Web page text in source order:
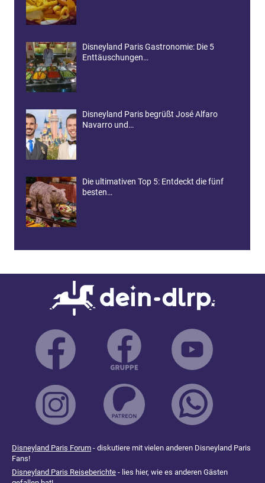
Disneyland Paris Gastronomie: Die 5
Enttäuschungen…
Disneyland Paris begrüßt José Alfaro
Navarro und…
Die ultimativen Top 5: Entdeckt die fünf
besten…
Disneyland Paris Forum - diskutiere mit vielen anderen Disneyland Paris
Fans!
Disneyland Paris Reiseberichte - lies hier, wie es anderen Gästen